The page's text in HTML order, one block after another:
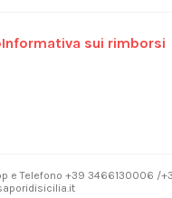
Informativa sui rimborsi
e Telefono +39